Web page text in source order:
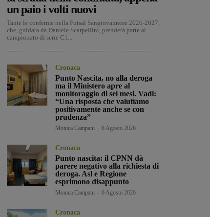
un paio i volti nuovi
Tante le conferme nella Futsal Sangiovannese 2026-2027,
che, guidata da Daniele Scarpellini, prenderà parte al
campionato di serie C1...
Cronaca
Punto Nascita, no alla deroga
ma il Ministero apre al
monitoraggio di sei mesi. Vadi:
“Una risposta che valutiamo
positivamente anche se con
prudenza”
Monica Campani 6 Agosto 2026
Cronaca
Punto nascita: il CPNN dà
parere negativo alla richiesta di
deroga. Asl e Regione
esprimono disappunto
Monica Campani 6 Agosto 2026
Cronaca